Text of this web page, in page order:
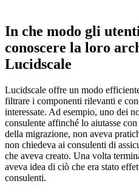
In che modo gli
conoscere la loro
Lucidscale
Lucidscale offre un modo
filtrare i componenti rilevanti e
interessate. Ad esempio, uno dei
consulente affinché lo aiutasse
della migrazione, non aveva
non chiedeva ai consulenti di
che aveva creato. Una volta
aveva idea di ciò che era stato
consulenti.